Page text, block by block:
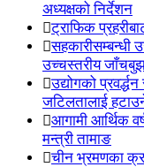
अध्यक्षको निर्देशन
ट्राफिक
सहकारीसम्बन्धी
उच्चस्तरीय जाँचबुझ
उद्योगको
जटिलतालाई
आगामी आर्थिक
मन्त्री तामाङ
चीन भ्रमणका